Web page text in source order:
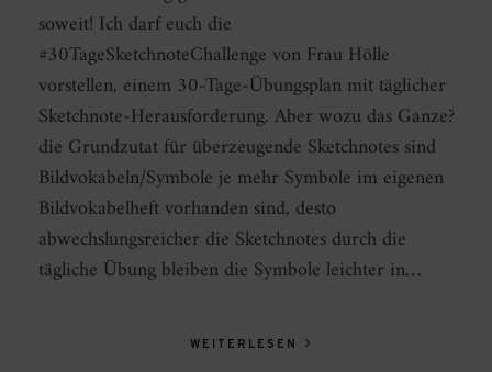
soweit! Ich darf euch die
#30TageSketchnoteChallenge von Frau Hölle
vorstellen, einem 30-Tage-Übungsplan mit täglicher
Sketchnote-Herausforderung. Aber wozu das Ganze?
die Grundzutat für überzeugende Sketchnotes sind
Bildvokabeln/Symbole je mehr Symbole im eigenen
Bildvokabelheft vorhanden sind, desto
abwechslungsreicher die Sketchnotes durch die
tägliche Übung bleiben die Symbole leichter in…
WEITERLESEN